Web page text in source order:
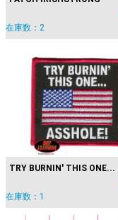
在庫数：2
TRY BURNIN' THIS ONE...
在庫数：1